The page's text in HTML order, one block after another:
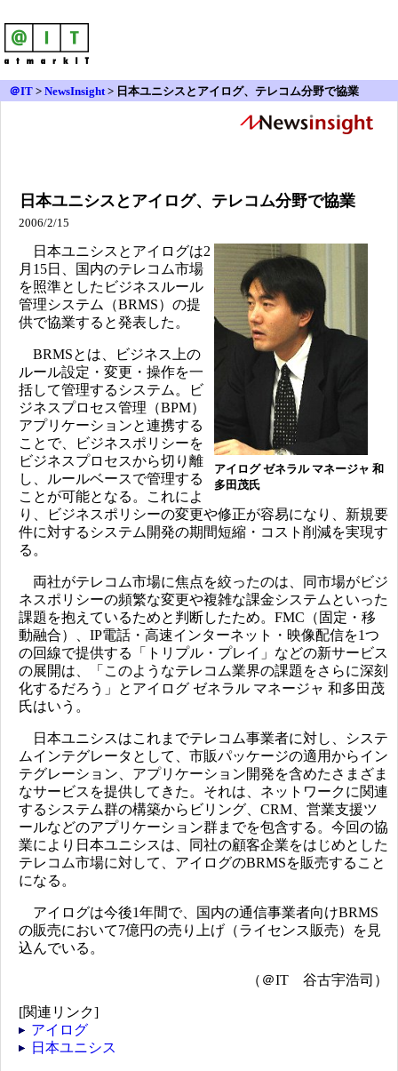
＠IT > NewsInsight> 日本ユニシスとアイログ、テレコム分野で協業
日本ユニシスとアイログ、テレコム分野で協業
2006/2/15
アイログ ゼネラル マネージャ 和
多田茂氏
日本ユニシスとアイログは2
月15日、国内のテレコム市場
を照準としたビジネスルール
管理システム（BRMS）の提
供で協業すると発表した。
BRMSとは、ビジネス上の
ルール設定・変更・操作を一
括して管理するシステム。ビ
ジネスプロセス管理（BPM）
アプリケーションと連携する
ことで、ビジネスポリシーを
ビジネスプロセスから切り離
し、ルールベースで管理する
ことが可能となる。これによ
り、ビジネスポリシーの変更や修正が容易になり、新規要
件に対するシステム開発の期間短縮・コスト削減を実現す
る。
両社がテレコム市場に焦点を絞ったのは、同市場がビジ
ネスポリシーの頻繁な変更や複雑な課金システムといった
課題を抱えているためと判断したため。FMC（固定・移
動融合）、IP電話・高速インターネット・映像配信を1つ
の回線で提供する「トリプル・プレイ」などの新サービス
の展開は、「このようなテレコム業界の課題をさらに深刻
化するだろう」とアイログ ゼネラル マネージャ 和多田茂
氏はいう。
日本ユニシスはこれまでテレコム事業者に対し、システ
ムインテグレータとして、市販パッケージの適用からイン
テグレーション、アプリケーション開発を含めたさまざま
なサービスを提供してきた。それは、ネットワークに関連
するシステム群の構築からビリング、CRM、営業支援ツ
ールなどのアプリケーション群までを包含する。今回の協
業により日本ユニシスは、同社の顧客企業をはじめとした
テレコム市場に対して、アイログのBRMSを販売すること
になる。
アイログは今後1年間で、国内の通信事業者向けBRMS
の販売において7億円の売り上げ（ライセンス販売）を見
込んでいる。
（＠IT 谷古宇浩司）
[関連リンク]
アイログ
日本ユニシス